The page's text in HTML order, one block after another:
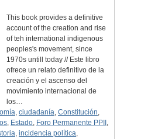
This book provides a definitive
account of the creation and rise
of teh international indigenous
peoples's movement, since
1970s untill today // Este libro
ofrece un relato definitivo de la
creación y el ascenso del
movimiento internacional de
los…
, ciudadanía, Constitución,
, Estado, Foro Permanente PPII ,
, incidencia política,